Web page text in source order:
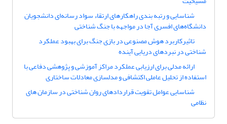
شناسایی و رتبه بندی راهکارهای ارتقاء سواد رسانه‌ای دانشجویان
دانشگاه‌های افسری آجا در مواجهه با جنگ شناختی
تاثیرکاربرد هوش مصنوعی در بازی جنگ برای بهبود عملکرد
شناختی در نبردهای دریایی آینده
ارائه مدلی برای ارزیابی عملکرد مراکز آموزشی و پژوهشی دفاعی با
استفاده از تحلیل عاملی اکتشافی و مدلسازی معادلات ساختاری
شناسایی عوامل تقویت قراردادهای روان شناختی در سازمان های
نظامی